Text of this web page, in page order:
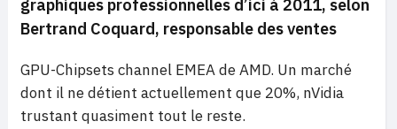
graphiques professionnelles d’ici à 2011, selon
Bertrand Coquard, responsable des ventes
GPU-Chipsets channel EMEA de AMD. Un marché
dont il ne détient actuellement que 20%, nVidia
trustant quasiment tout le reste.